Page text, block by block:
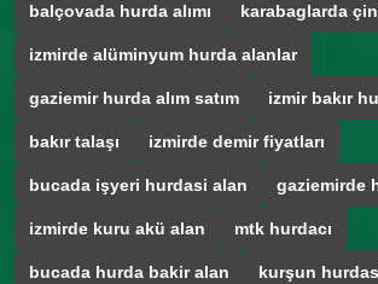
balçovada hurda alımı karabaglarda
izmirde alüminyum hurda alanlar
gaziemir hurda alım satım izmir bakır
bakır talaşı izmirde demir fiyatları
bucada işyeri hurdasi alan gaziemirde
izmirde kuru akü alan mtk hurdacı
bucada hurda bakir alan kurşun